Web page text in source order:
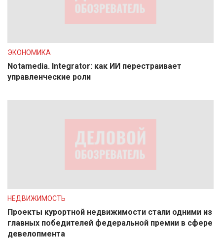
ЭКОНОМИКА
Notamedia. Integrator: как ИИ перестраивает
управленческие роли
НЕДВИЖИМОСТЬ
Проекты курортной недвижимости стали одними из
главных победителей федеральной премии в сфере
девелопмента